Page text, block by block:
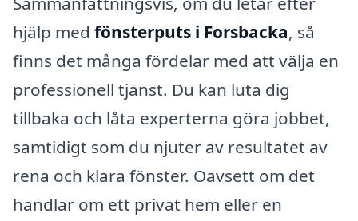
hjälp med fönsterputs i Forsbacka, så
finns det många fördelar med att välja en
professionell tjänst. Du kan luta dig
tillbaka och låta experterna göra jobbet,
samtidigt som du njuter av resultatet av
rena och klara fönster. Oavsett om det
handlar om ett privat hem eller en